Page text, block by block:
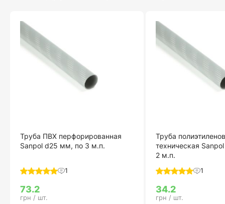
Труба ПВХ перфорированная
Sanpol d25 мм, по 3 м.п.
1
73.2
грн / шт.
Труба
техническая
2 м.п.
1
34.2
грн / шт.